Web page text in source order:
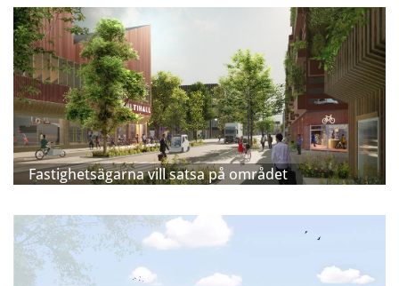
Fastighetsägarna vill satsa på området